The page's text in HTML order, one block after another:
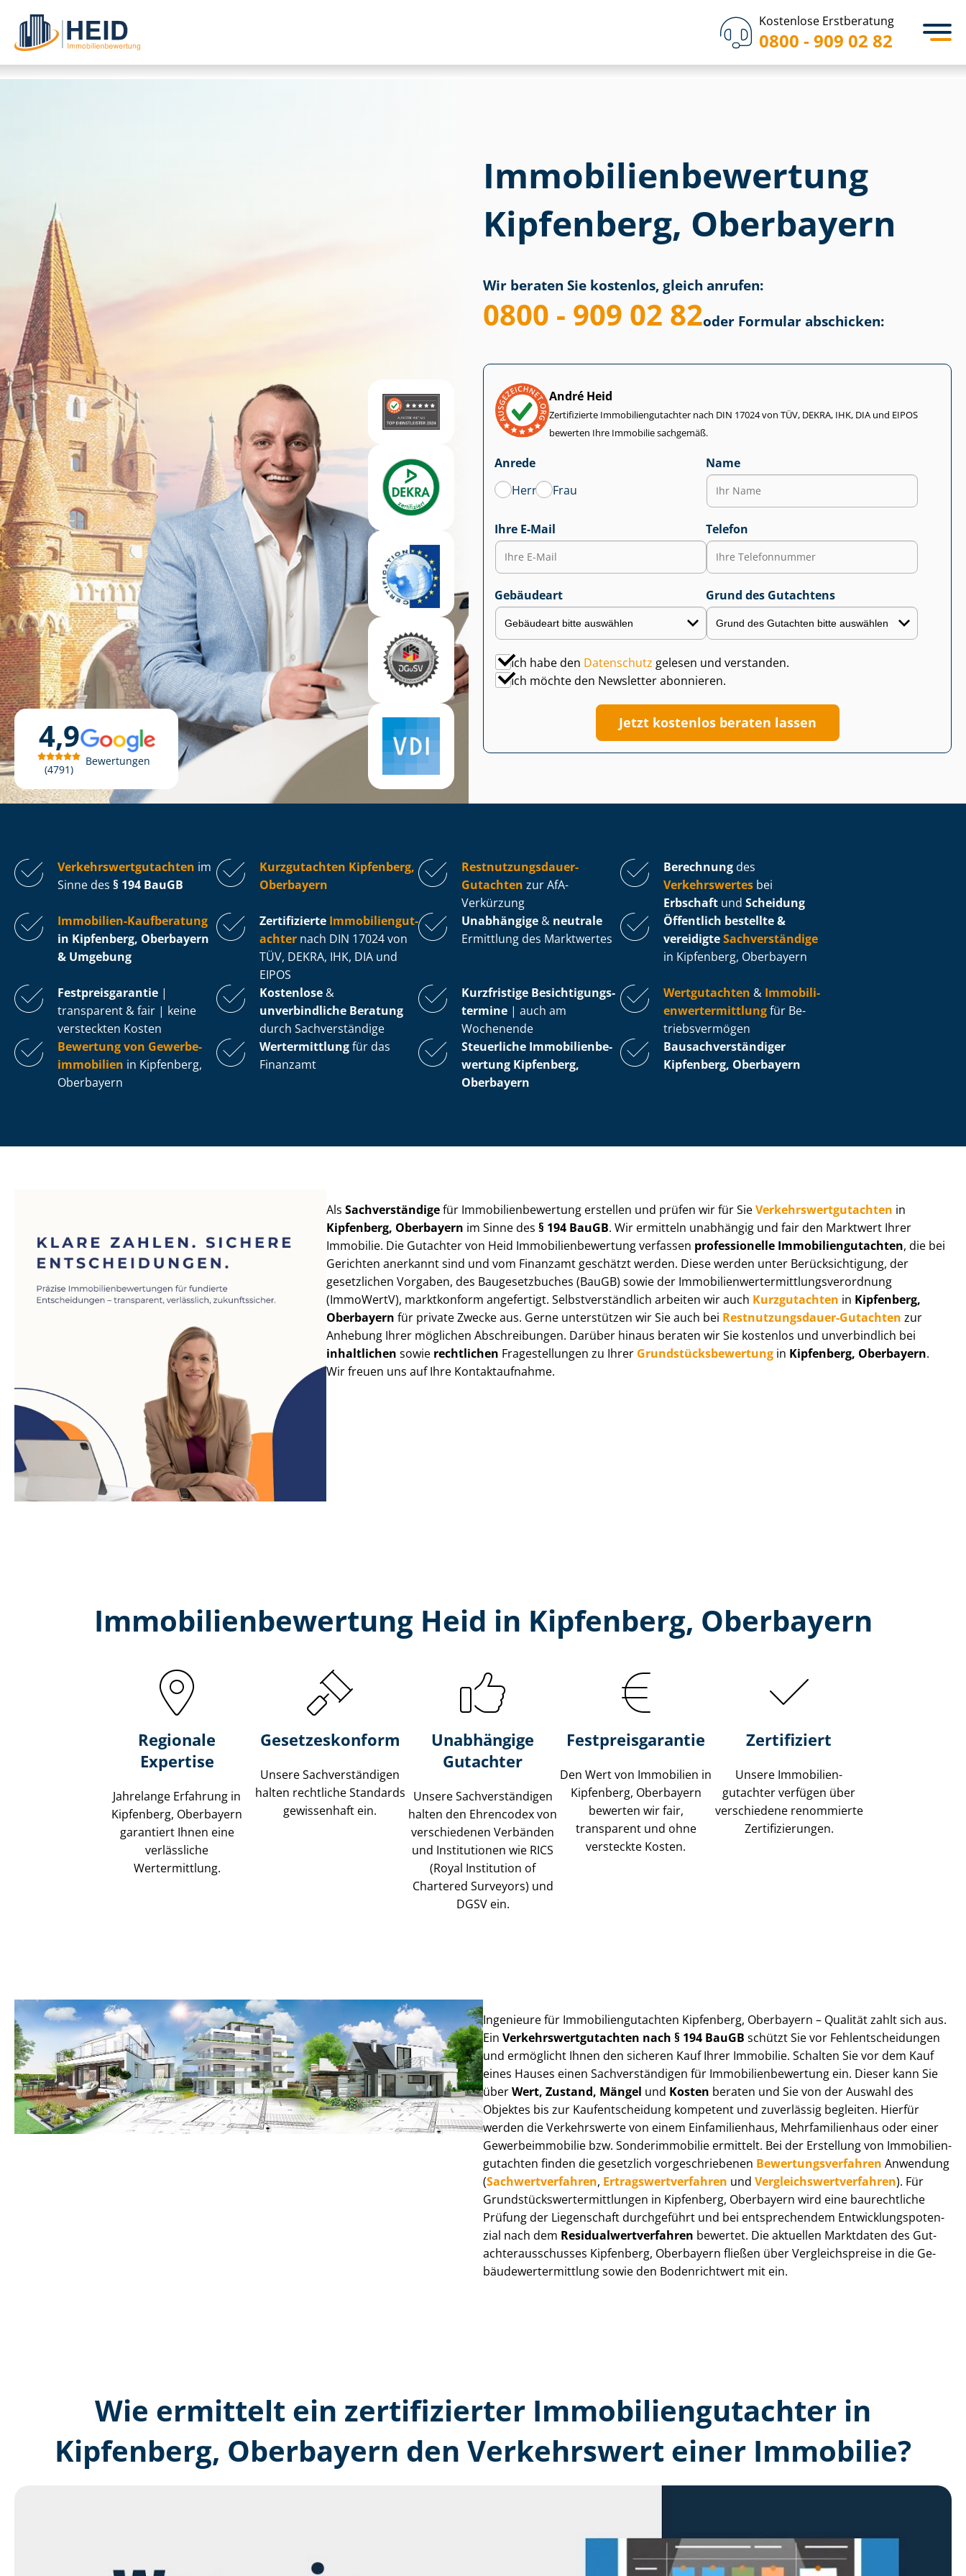
Kostenlose Erstberatung
0800 - 909 02 82
4,9
4791
Bewertungen
Immobilien­bewertung
Kipfenberg, Oberbayern
Wir beraten Sie kostenlos, gleich anrufen:
0800 - 909 02 82oder Formular abschicken:
André Heid
Zertifizierte Im­mo­bi­li­en­gut­ach­ter nach DIN 17024 von TÜV, DEKRA, IHK, DIA und EIPOS
bewerten Ihre Immobilie sachgemäß.
Anrede
Herr
Frau
Name
Ihre E-Mail Telefon
Gebäudeart Grund des Gutachtens
Ich habe den Datenschutz gelesen und verstanden.
Ich möchte den Newsletter abonnieren.
Jetzt kostenlos beraten lassen
Ver­kehrs­wert­gut­ach­ten im
Sinne des § 194 BauGB
Kurzgutachten Kipfenberg,
Oberbayern
Rest­nut­zungs­dau­er-
Gutachten zur AfA-
Verkürzung
Berechnung des
Verkehrswertes bei
Erbschaft und Scheidung
Immobilien-Kaufberatung
in Kipfenberg, Oberbayern
& Umgebung
Zertifizierte Im­mo­bi­li­en­gut­
ach­ter nach DIN 17024 von
TÜV, DEKRA, IHK, DIA und
EIPOS
Unabhängige & neutrale
Ermittlung des Marktwertes
Öffentlich bestellte &
vereidigteSachverständige
in Kipfenberg, Oberbayern
Fest­preis­ga­ran­tie |
transparent & fair | keine
versteckten Kosten
Kostenlose &
unverbindliche Beratung
durch Sachverständige
Kurzfristige Be­sich­ti­gungs­
ter­mi­ne | auch am
Wochenende
Wertgutachten & Im­mo­bi­li­
en­wert­ermitt­lungfür Be­
triebs­ver­mö­gen
Bewertung von Ge­wer­be­
im­mo­bi­li­en in Kipfenberg,
Oberbayern
Wertermittlungfür das
Finanzamt
Steuerliche Im­mo­bi­li­en­be­
wer­tung Kipfenberg,
Oberbayern
Bau­sach­ver­stän­di­ger
Kipfenberg, Oberbayern
AlsSachverständigefür Im­mo­bi­li­en­be­wer­tung erstellen und prüfen wir für SieVer­kehrs­wert­gut­ach­ten in
Kipfenberg, Oberbayern im Sinne des§ 194 BauGB. Wir ermitteln unabhängig und fair den Marktwert Ihrer
Immobilie. Die Gutachter von Heid Im­mo­bi­li­en­be­wer­tung verfassen professionelle Im­mo­bi­li­en­gut­ach­ten, die bei
Gerichten anerkannt sind und vom Finanzamt geschätzt werden. Diese werden unter Be­rück­sich­ti­gung, der
gesetzlichen Vorgaben, des Baugesetzbuches (BauGB) sowie der Im­mo­bi­li­en­wert­ermitt­lungs­ver­ord­nung
(ImmoWertV), marktkonform angefertigt. Selbst­ver­ständ­lich arbeiten wir auch Kurzgutachten in Kipfenberg,
Oberbayern für private Zwecke aus. Gerne unterstützen wir Sie auch bei Rest­nut­zungs­dau­er-Gutachten zur
Anhebung Ihrer möglichen Abschreibungen. Darüber hinaus beraten wir Sie kostenlos und unverbindlich bei
inhaltlichen sowie rechtlichen Fragestellungen zu Ihrer Grund­stücks­be­wer­tung in Kipfenberg, Oberbayern.
Wir freuen uns auf Ihre Kontaktaufnahme.
Immobilien­bewertung Heid in Kipfenberg, Oberbayern
Regionale
Expertise
Jahrelange Erfahrung in
Kipfenberg, Oberbayern
garantiert Ihnen eine
verlässliche
Wertermittlung.
Gesetzes­konform
Unsere Sach­ver­stän­di­gen
halten rechtliche Standards
gewissenhaft ein.
Unabhängige
Gutachter
Unsere Sach­ver­stän­di­gen
halten den Ehrencodex von
verschiedenen Verbänden
und Institutionen wie RICS
(Royal Institution of
Chartered Surveyors) und
DGSV ein.
Festpreis​garantie
Den Wert von Immobilien in
Kipfenberg, Oberbayern
bewerten wir fair,
transparent und ohne
versteckte Kosten.
Zertifiziert
Unsere Immobilien­
gutachter verfügen über
verschiedene renommierte
Zer­ti­fi­zie­run­gen.
Ingenieure für Im­mo­bi­li­en­gut­ach­ten Kipfenberg, Oberbayern – Qualität zahlt sich aus.
Ein Ver­kehrs­wert­gut­ach­ten nach § 194 BauGB schützt Sie vor Fehl­ent­schei­dun­gen
und ermöglicht Ihnen den sicheren Kauf Ihrer Immobilie. Schalten Sie vor dem Kauf
eines Hauses einen Sach­ver­stän­di­gen für Im­mo­bi­li­en­be­wer­tung ein. Dieser kann Sie
überWert, Zustand, Mängel und Kosten beraten und Sie von der Auswahl des
Objektes bis zur Kauf­ent­schei­dung kompetent und zuverlässig begleiten. Hierfür
werden die Verkehrswerte von einem Einfamilienhaus, Mehr­fa­mi­li­en­haus oder einer
Ge­wer­be­im­mo­bi­lie bzw. Sonderimmobilie ermittelt. Bei der Erstellung von Im­mo­bi­li­en­
gut­ach­ten finden die gesetzlich vor­ge­schrie­be­nen Be­wer­tungs­ver­fah­ren Anwendung
(Sach­wert­ver­fah­ren, Er­trags­wert­ver­fah­ren und Ver­gleichs­wert­ver­fah­ren). Für
Grund­stücks­wert­ermitt­lun­gen in Kipfenberg, Oberbayern wird eine baurechtliche
Prüfung der Liegenschaft durchgeführt und bei entsprechendem Ent­wick­lungs­po­ten­
zi­al nach dem Re­si­du­al­wert­ver­fah­ren bewertet. Die aktuellen Marktdaten des Gut­
ach­ter­aus­schus­ses Kipfenberg, Oberbayern fließen über Ver­gleichs­prei­se in die Ge­
bäu­de­wert­ermitt­lung sowie den Bodenrichtwert mit ein.
Wie ermittelt ein zertifizierter Immobilien­gutachter in
Kipfenberg, Oberbayern den Verkehrswert einer Immobilie?